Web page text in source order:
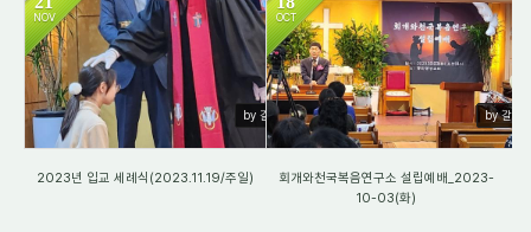
NOV
by 갈렙
9999
2023년 입교 세례식(2023.11.19/주일)
OCT
by 갈렙
7570
회개와천국복음연구소 설립예배_2023-
10-03(화)